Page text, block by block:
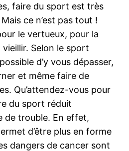
faire du sport est très
ce n’est pas tout !
le vertueux, pour la
Selon le sport
d’y vous dépasser,
et même faire de
Qu’attendez-vous pour
du sport réduit
de trouble. En effet,
d’être plus en forme
dangers de cancer sont